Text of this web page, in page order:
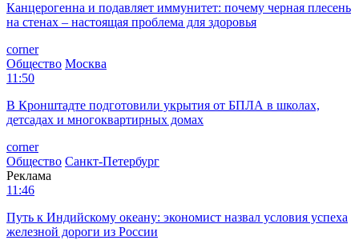
Канцерогенна и подавляет иммунитет: почему черная плесень
на стенах – настоящая проблема для здоровья
corner
Общество Москва
11:50
В Кронштадте подготовили укрытия от БПЛА в школах,
детсадах и многоквартирных домах
corner
Общество Санкт-Петербург
Реклама
11:46
Путь к Индийскому океану: экономист назвал условия успеха
железной дороги из России